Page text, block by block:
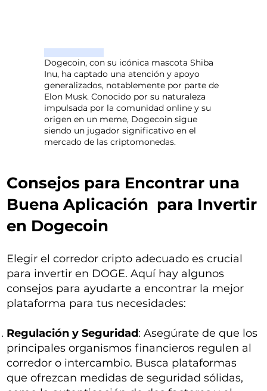
Dogecoin, con su icónica mascota Shiba
Inu, ha captado una atención y apoyo
generalizados, notablemente por parte de
Elon Musk. Conocido por su naturaleza
impulsada por la comunidad online y su
origen en un meme, Dogecoin sigue
siendo un jugador significativo en el
mercado de las criptomonedas.
Consejos para Encontrar una
Buena Aplicación para Invertir
en Dogecoin
Elegir el corredor cripto adecuado es crucial
para invertir en DOGE. Aquí hay algunos
consejos para ayudarte a encontrar la mejor
plataforma para tus necesidades:
Regulación y Seguridad: Asegúrate de que los
principales organismos financieros regulen al
corredor o intercambio. Busca plataformas
que ofrezcan medidas de seguridad sólidas,